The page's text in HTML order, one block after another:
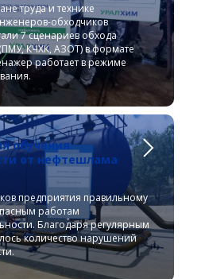
труда и технике
обходчиков
7 сценариев обхода
КЧХК, АЗОТ) в формате
работает в режиме
обучения
от нефтешлама
предприятия правильному
работам
Благодаря регулярным
количество нарушений